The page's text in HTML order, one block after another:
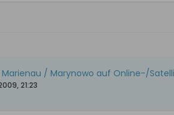
Marienau / Marynowo auf Online-/
21:23